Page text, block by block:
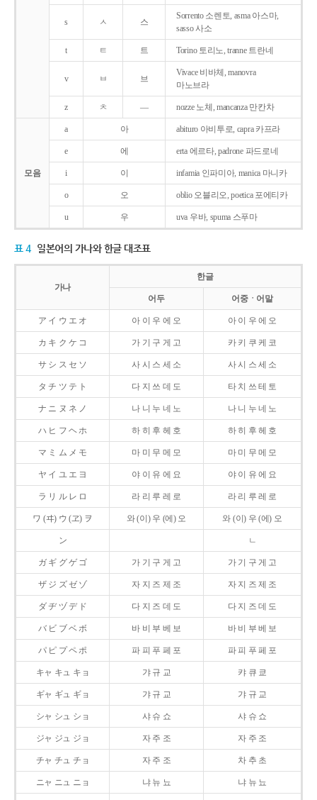
s ㅅ 스
Sorrento 소렌토, asma 아스마,
sasso 사소
t ㅌ 트 Torino 토리노, tranne 트란네
v ㅂ 브
Vivace 비바체, manovra
마노브라
z ㅊ ― nozze 노체, mancanza 만칸차
모음
a 아 abituro 아비투로, capra 카프라
e 에 erta 에르타, padrone 파드로네
i 이 infamia 인파미아, manica 마니카
o 오 oblio 오블리오, poetica 포에티카
u 우 uva 우바, spuma 스푸마
표 4 일본어의 가나와 한글 대조표
가나
한글
어두 어중ㆍ어말
ア イ ウ エ オ 아 이 우 에 오 아 이 우 에 오
カ キ ク ケ コ 가 기 구 게 고 카 키 쿠 케 코
サ シ ス セ ソ 사 시 스 세 소 사 시 스 세 소
タ チ ツ テ ト 다 지 쓰 데 도 타 치 쓰 테 토
ナ ニ ヌ ネ ノ 나 니 누 네 노 나 니 누 네 노
ハ ヒ フ ヘ ホ 하 히 후 헤 호 하 히 후 헤 호
マ ミ ム メ モ 마 미 무 메 모 마 미 무 메 모
ヤ イ ユ エ ヨ 야 이 유 에 요 야 이 유 에 요
ラ リ ル レ ロ 라 리 루 레 로 라 리 루 레 로
ワ (ヰ) ウ (ヱ) ヲ 와 (이) 우 (에) 오 와 (이) 우 (에) 오
ン ㄴ
ガ ギ グ ゲ ゴ 가 기 구 게 고 가 기 구 게 고
ザ ジ ズ ゼ ゾ 자 지 즈 제 조 자 지 즈 제 조
ダ ヂ ヅ デ ド 다 지 즈 데 도 다 지 즈 데 도
バ ビ ブ ベ ボ 바 비 부 베 보 바 비 부 베 보
パ ピ プ ペ ポ 파 피 푸 페 포 파 피 푸 페 포
キャ キュ キョ 갸 규 교 캬 큐 쿄
ギャ ギュ ギョ 갸 규 교 갸 규 교
シャ シュ ショ 샤 슈 쇼 샤 슈 쇼
ジャ ジュ ジョ 자 주 조 자 주 조
チャ チュ チョ 자 주 조 차 추 초
ニャ ニュ ニョ 냐 뉴 뇨 냐 뉴 뇨